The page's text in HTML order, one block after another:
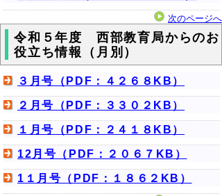
次のページへ
令和５年度 西部教育局からのお
役立ち情報（月別）
３月号（PDF：４２６８KB）
２月号（PDF：３３０２KB）
１月号（PDF：２４１８KB）
12月号（PDF：２０６７KB）
1１月号（PDF：１８６２KB）